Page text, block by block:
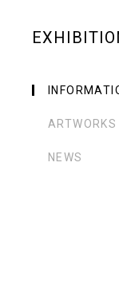
ARTWORKS
NEWS